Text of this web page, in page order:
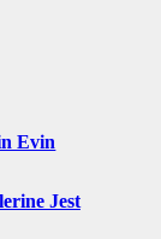
Evin
Jest